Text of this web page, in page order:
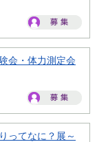
会・体力測定会
ってなに？展～